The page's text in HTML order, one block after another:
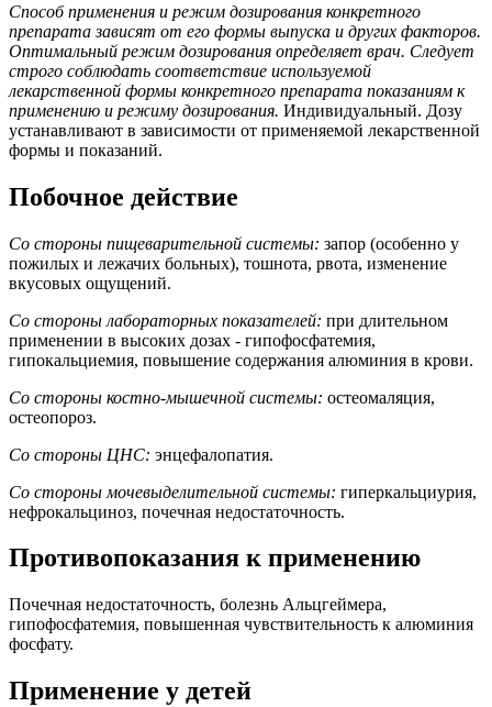
Способ применения и режим дозирования конкретного
препарата зависят от его формы выпуска и других факторов.
Оптимальный режим дозирования определяет врач. Следует
строго соблюдать соответствие используемой
лекарственной формы конкретного препарата показаниям к
применению и режиму дозирования. Индивидуальный. Дозу
устанавливают в зависимости от применяемой лекарственной
формы и показаний.
Побочное действие
Со стороны пищеварительной системы: запор (особенно у
пожилых и лежачих больных), тошнота, рвота, изменение
вкусовых ощущений.
Со стороны лабораторных показателей: при длительном
применении в высоких дозах - гипофосфатемия,
гипокальциемия, повышение содержания алюминия в крови.
Со стороны костно-мышечной системы: остеомаляция,
остеопороз.
Со стороны ЦНС: энцефалопатия.
Со стороны мочевыделительной системы: гиперкальциурия,
нефрокальциноз, почечная недостаточность.
Противопоказания к применению
Почечная недостаточность, болезнь Альцгеймера,
гипофосфатемия, повышенная чувствительность к алюминия
фосфату.
Применение у детей